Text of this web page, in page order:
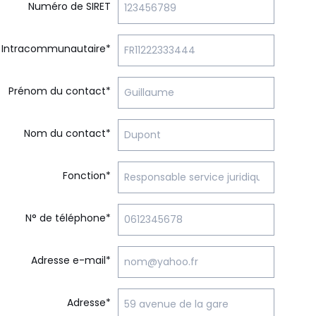
Numéro de SIRET
Intracommunautaire*
Prénom du contact*
Nom du contact*
Fonction*
N° de téléphone*
Adresse e-mail*
Adresse*